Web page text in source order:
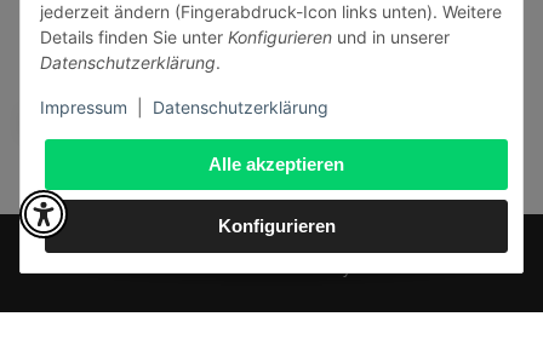
Alle akzeptieren
Konfigurieren
jederzeit ändern (Fingerabdruck-Icon links unten). Weitere
Details finden Sie unter Konfigurieren und in unserer
Datenschutzerklärung.
Impressum Datenschutzerklärung
Vertrag widerrufen
Sicher bezahlen via: